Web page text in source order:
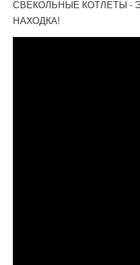
СВЕКОЛЬНЫЕ КОТЛЕТЫ -
НАХОДКА!